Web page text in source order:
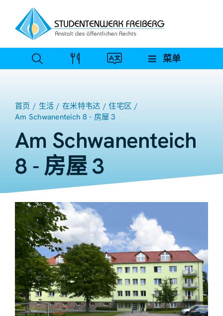
容
菜单
首页 生活 在米特韦达
住宅区
Am Schwanenteich 8 - 房屋 3
Am Schwanenteich
8 - 房屋 3